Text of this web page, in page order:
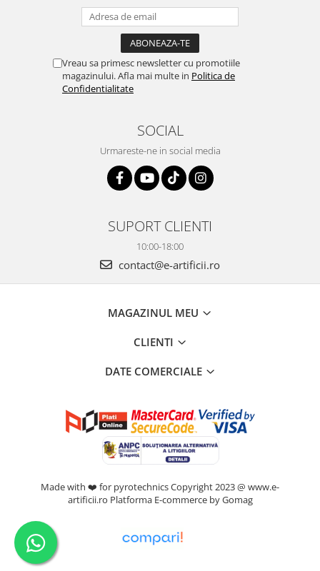
Vreau sa primesc newsletter cu promotiile
magazinului. Afla mai multe in Politica de
Confidentialitate
SOCIAL
Urmareste-ne in social media
SUPORT CLIENTI
10:00-18:00
contact@e-artificii.ro
MAGAZINUL MEU
CLIENTI
DATE COMERCIALE
Made with ❤️ for pyrotechnics Copyright 2023 @ www.e-
artificii.ro Platforma E-commerce by Gomag